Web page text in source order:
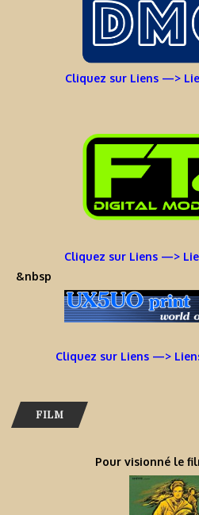
Cliquez sur Liens —>
Cliquez sur Liens —>
&nbsp
Cliquez sur Liens —>
FILM
Pour visionné le